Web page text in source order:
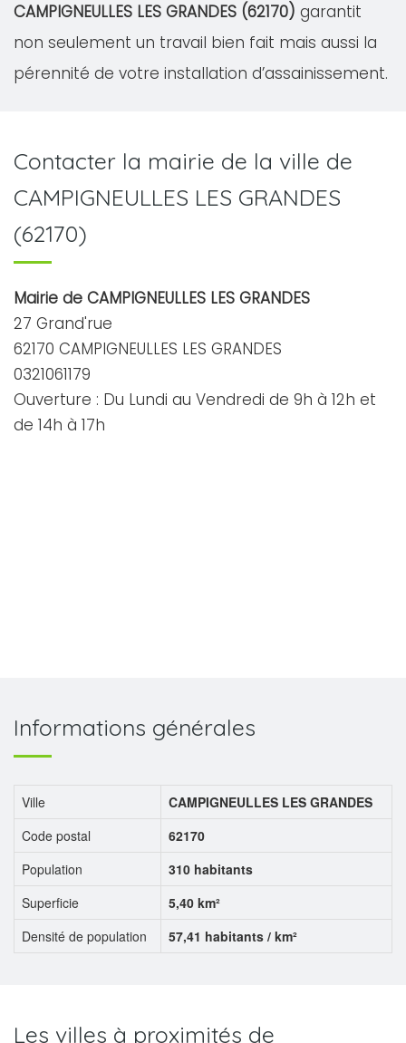
CAMPIGNEULLES LES GRANDES (62170) garantit
non seulement un travail bien fait mais aussi la
pérennité de votre installation d’assainissement.
Contacter la mairie de la ville de
CAMPIGNEULLES LES GRANDES
(62170)
Mairie de CAMPIGNEULLES LES GRANDES
27 Grand'rue
62170 CAMPIGNEULLES LES GRANDES
0321061179
Ouverture : Du Lundi au Vendredi de 9h à 12h et
de 14h à 17h
Informations générales
Ville
CAMPIGNEULLES LES GRANDES
Code postal
62170
Population
310 habitants
Superficie
5,40 km²
Densité de population
57,41 habitants / km²
Les villes à proximités de